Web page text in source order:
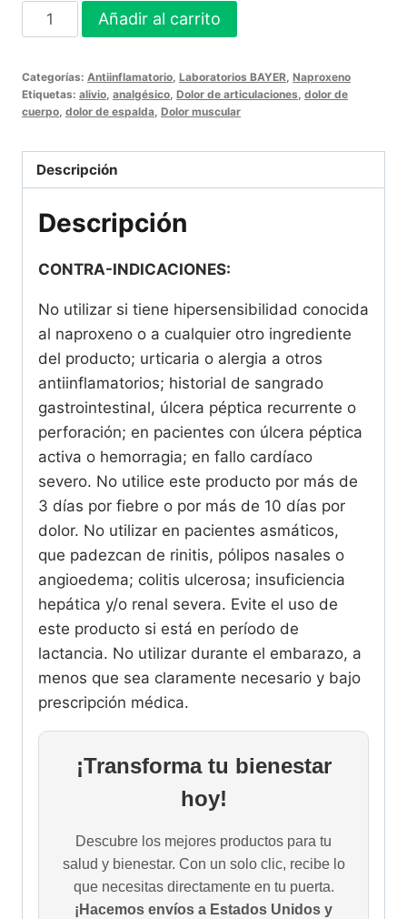
ALEVE
LIQUI-
EXTRA
FUERTE
cantidad
Añadir al carrito
Categorías: Antiinflamatorio Laboratorios BAYER Naproxeno
Etiquetas: alivio analgésico Dolor de articulaciones dolor de
cuerpo dolor de espalda Dolor muscular
Descripción
Descripción
CONTRA-INDICACIONES:
No utilizar si tiene hipersensibilidad conocida
al naproxeno o a cualquier otro ingrediente
del producto; urticaria o alergia a otros
antiinflamatorios; historial de sangrado
gastrointestinal, úlcera péptica recurrente o
perforación; en pacientes con úlcera péptica
activa o hemorragia; en fallo cardíaco
severo. No utilice este producto por más de
3 días por fiebre o por más de 10 días por
dolor. No utilizar en pacientes asmáticos,
que padezcan de rinitis, pólipos nasales o
angioedema; colitis ulcerosa; insuficiencia
hepática y/o renal severa. Evite el uso de
este producto si está en período de
lactancia. No utilizar durante el embarazo, a
menos que sea claramente necesario y bajo
prescripción médica.
¡Transforma tu bienestar
hoy!
Descubre los mejores productos para tu
salud y bienestar. Con un solo clic, recibe lo
que necesitas directamente en tu puerta.
¡Hacemos envíos a Estados Unidos y